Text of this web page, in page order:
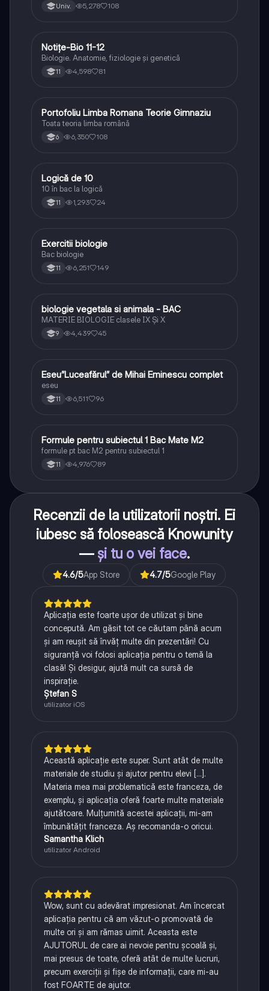
Univ. 5,278 108
Biologie
Notițe-Bio 11-12
Biologie. Anatomie, fiziologie și genetică
11 4,598 81
Limba și literatura română
Portofoliu Limba Romana Teorie Gimnaziu
Toata teoria limba română
6 6,350 108
Logică
Logică de 10
10 în bac la logică
11 1,293 24
Biologie
Exercitii biologie
Bac biologie
11 6,251 149
Biologie
biologie vegetala si animala - BAC
MATERIE BIOLOGIE clasele IX Şi X
9 4,439 45
Limba și literatura română
Eseu”Luceafărul” de Mihai Eminescu complet
eseu
11 6,511 96
Matematică
Formule pentru subiectul 1 Bac Mate M2
formule pt bac M2 pentru subiectul 1
11 4,976 89
Recenzii de la utilizatorii noștri. Ei
iubesc să folosească Knowunity
— și tu o vei face.
4.6/5App Store 4.7/5Google Play
Aplicația este foarte ușor de utilizat și bine
concepută. Am găsit tot ce căutam până acum
și am reușit să învăț multe din prezentări! Cu
siguranță voi folosi aplicația pentru o temă la
clasă! Și desigur, ajută mult ca sursă de
inspirație.
Ștefan S
utilizator iOS
Această aplicație este super. Sunt atât de multe
materiale de studiu și ajutor pentru elevi [...].
Materia mea mai problematică este franceza, de
exemplu, și aplicația oferă foarte multe materiale
ajutătoare. Mulțumită acestei aplicații, mi-am
îmbunătățit franceza. Aș recomanda-o oricui.
Samantha Klich
utilizator Android
Wow, sunt cu adevărat impresionat. Am încercat
aplicația pentru că am văzut-o promovată de
multe ori și am rămas uimit. Aceasta este
AJUTORUL de care ai nevoie pentru școală și,
mai presus de toate, oferă atât de multe lucruri,
precum exerciții și fișe de informații, care mi-au
fost FOARTE de ajutor.